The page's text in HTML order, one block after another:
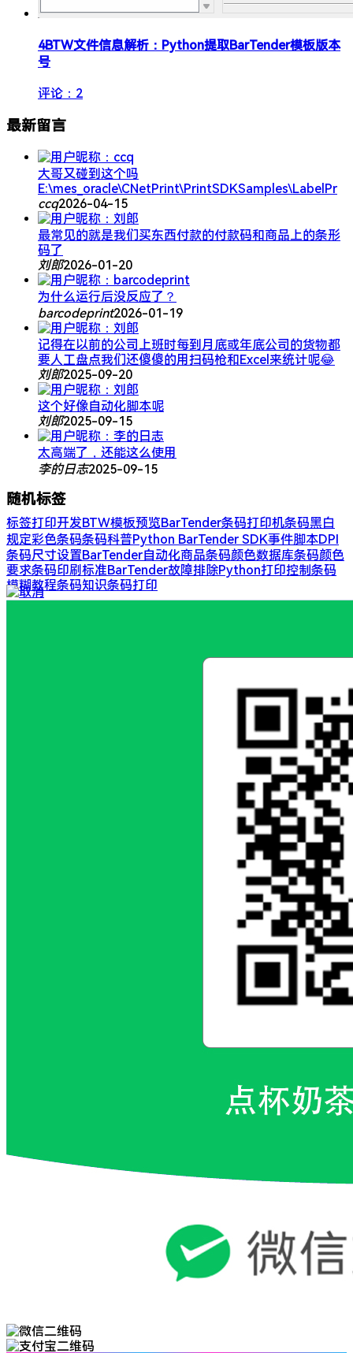
4​​BTW文件信息解析：Python提取BarTender模板版本
号​
评论：2
最新留言
大哥又碰到这个吗
E:\mes_oracle\CNetPrint\PrintSDKSamples\LabelPr
ccq2026-04-15
最常见的就是我们买东西付款的付款码和商品上的条形
码了
刘郎2026-01-20
为什么运行后没反应了？
barcodeprint2026-01-19
记得在以前的公司上班时每到月底或年底公司的货物都
要人工盘点我们还傻傻的用扫码枪和Excel来统计呢😂
刘郎2025-09-20
这个好像自动化脚本呢
刘郎2025-09-15
太高端了，还能这么使用
李的日志2025-09-15
随机标签
标签打印开发BTW模板预览BarTender条码打印机条码黑白
规定​​彩色条码条码科普Python BarTender SDK事件脚本​​DPI​​
条码尺寸设置BarTender自动化​商品条码颜色​​数据库条码颜色
要求​​条码印刷标准​BarTender故障排除Python打印控制条码
模糊​​教程条码知识条码打印